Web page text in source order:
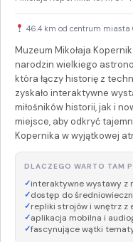
46.4 km od centrum miasta
Muzeum Mikołaja
narodzin wielkiego
która łączy historię z
zyskało interaktywne
miłośników historii, jak i
miejsce, aby odkryć
Kopernika w wyjątkowej
DLACZEGO WARTO TAM
interaktywne wystawy z
dostęp do
repliki strojów i wnętrz z
aplikacja mobilna i
fascynujące wątki